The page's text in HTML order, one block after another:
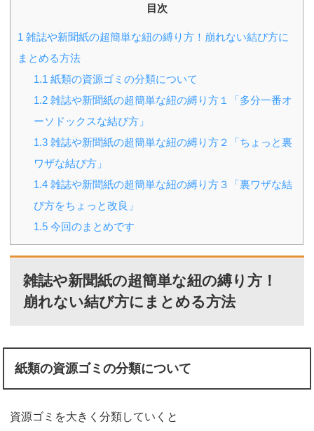
目次
1 雑誌や新聞紙の超簡単な紐の縛り方！崩れない結び方に
まとめる方法
1.1 紙類の資源ゴミの分類について
1.2 雑誌や新聞紙の超簡単な紐の縛り方１「多分一番オ
ーソドックスな結び方」
1.3 雑誌や新聞紙の超簡単な紐の縛り方２「ちょっと裏
ワザな結び方」
1.4 雑誌や新聞紙の超簡単な紐の縛り方３「裏ワザな結
び方をちょっと改良」
1.5 今回のまとめです
雑誌や新聞紙の超簡単な紐の縛り方！
崩れない結び方にまとめる方法
紙類の資源ゴミの分類について
資源ゴミを大きく分類していくと